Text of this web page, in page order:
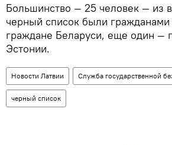
Большинство — 25 человек — из
черный список были
граждане Беларуси, еще один —
Эстонии.
Новости Латвии Служба государственной
черный список